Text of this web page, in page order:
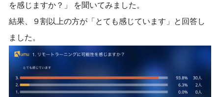
を感じますか？」 を聞いてみました。
結果、９割以上の方が「とても感じています」と回答し
ました。